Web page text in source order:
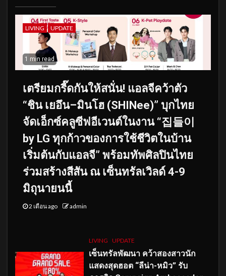
LIVING UPDATE
1 min read
เตรียมกรี๊ดกันให้สนั่น! แอลจีคว้าตัว
“ชิน เยอึน–มินโฮ (SHINee)” บุกไทย
จัดเอ็กซ์คลูซีฟอีเวนต์ในงาน “집들이
by LG ทุกก้าวของการใช้ชีวิตในบ้าน
เริ่มต้นกับแอลจี” พร้อมทัพศิลปินไทย
ร่วมสร้างสีสัน ณ เซ็นทรัลเวิลด์ 4-9
มิถุนายนนี้
2 เดือน ago admin
LIVING UPDATE
เซ็นทรัลพัฒนา คว้าสองสาวนัก
แสดงสุดฮอต “ลีน่า-หมิว” รับ